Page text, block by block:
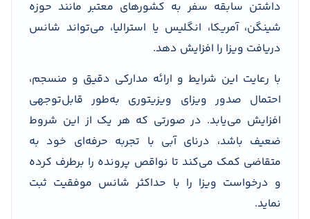
داشتن سابقه سفر به کشورهای معتبر مانند حوزه
شینگن، آمریکا، انگلیس یا استرالیا، می‌تواند شانس
دریافت ویزا را افزایش دهد.
با رعایت این شرایط و ارائه مدارکی دقیق و منسجم،
احتمال صدور ویزای ویزیتوری به‌طور قابل‌توجهی
افزایش می‌یابد. در صورتی که هر یک از این شروط
ضعیف باشد، درنای آبی با تجربه حرفه‌ای خود به
متقاضی کمک می‌کند تا نواقص پرونده را برطرف کرده
و درخواست ویزا را با حداکثر شانس موفقیت ثبت
نماید.